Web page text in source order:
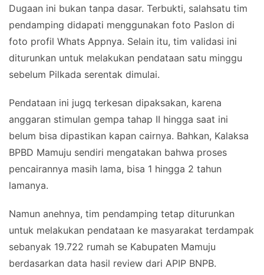
Dugaan ini bukan tanpa dasar. Terbukti, salahsatu tim
pendamping didapati menggunakan foto Paslon di
foto profil Whats Appnya. Selain itu, tim validasi ini
diturunkan untuk melakukan pendataan satu minggu
sebelum Pilkada serentak dimulai.
Pendataan ini jugq terkesan dipaksakan, karena
anggaran stimulan gempa tahap II hingga saat ini
belum bisa dipastikan kapan cairnya. Bahkan, Kalaksa
BPBD Mamuju sendiri mengatakan bahwa proses
pencairannya masih lama, bisa 1 hingga 2 tahun
lamanya.
Namun anehnya, tim pendamping tetap diturunkan
untuk melakukan pendataan ke masyarakat terdampak
sebanyak 19.722 rumah se Kabupaten Mamuju
berdasarkan data hasil review dari APIP BNPB.